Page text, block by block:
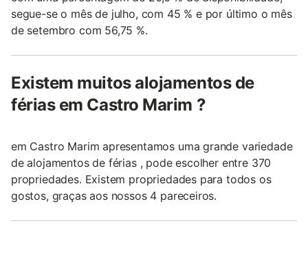
segue-se o mês de julho, com 45 % e por último o mês
de setembro com 56,75 %.
Existem muitos alojamentos de
férias em Castro Marim ?
em Castro Marim apresentamos uma grande variedade
de alojamentos de férias , pode escolher entre 370
propriedades. Existem propriedades para todos os
gostos, graças aos nossos 4 pareceiros.